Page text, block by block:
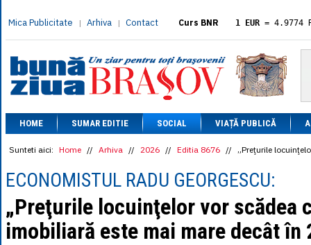
Mica Publicitate | Arhiva | Contact Curs BNR 1 EUR = 4.9774
= 5.8304
1 XAU= 464.4611
1 AED= 1.1933
1 AUD= 2.7957
1 BGN= 2.5449
1 CAD= 3.1559
1 CHF= 5.2813
1 CNY= 0.6015
1 DKK = 0.6668
1 EGP = 0.0860
1 HUF= 1.2223
1 INR= 0.0513
1 JPY
= 3.0556
1 KRW= 0.3047
HOME SUMAR EDITIE SOCIAL VIAȚĂ PUBLICĂ
Sunteti aici: Home // Arhiva // 2026 // Editia 8676 // „Preţurile
ECONOMISTUL RADU GEORGESCU:
„Preţurile locuinţelor vor scădea
imobiliară este mai mare decât în